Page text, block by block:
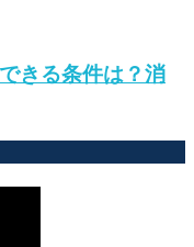
きる条件は？消